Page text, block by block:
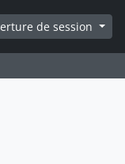
de session